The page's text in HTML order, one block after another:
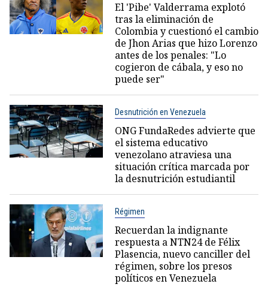
El 'Pibe' Valderrama explotó
tras la eliminación de
Colombia y cuestionó el cambio
de Jhon Arias que hizo Lorenzo
antes de los penales: "Lo
cogieron de cábala, y eso no
puede ser"
Desnutrición en Venezuela
ONG FundaRedes advierte que
el sistema educativo
venezolano atraviesa una
situación crítica marcada por
la desnutrición estudiantil
Régimen
Recuerdan la indignante
respuesta a NTN24 de Félix
Plasencia, nuevo canciller del
régimen, sobre los presos
políticos en Venezuela